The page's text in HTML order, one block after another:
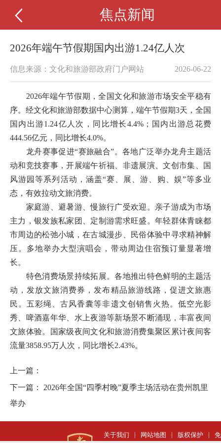
焦点新闻
2026年端午节假期国内出游1.24亿人次
信息来源：文化和旅游部政府门户网站 2026-06-22
2026年端午节假期，全国文化和旅游市场安全平稳有
序。经文化和旅游部数据中心测算，端午节假期3天，全国
国内出游1.24亿人次，同比增长4.4%；国内出游总花费
444.56亿元，同比增长4.0%。
龙舟赛事促进“赛旅融合”。各地广泛举办龙舟主题活
动和竞技赛事，开展端午祈福、非遗展演、文创市集、国
风游园等系列活动，涵盖“赛、展、游、购、娱”等多业
态，有效拉动文旅消费。
家庭游、避暑游、慢旅行广受欢迎。亲子游成为市场
主力，银发族私家团、定制游需求旺盛。年轻群体青睐都
市周边的松弛小城，在古城漫步、民俗体验中寻求精神解
压。多地举办大型演唱会，带动周边住宿预订量显著增
长。
特色消费场景持续拓展。各地推出特色鲜明的主题活
动，发放文旅消费券，发布精品旅游线路，促进文旅惠
民。五彩绳、古风香囊等非遗文创销售火热。低空光影
秀、啤酒嘉年华、水上夜游等新场景不断涌现，丰富夜间
文旅体验。国家级夜间文化和旅游消费集聚区累计夜间客
流量3858.95万人次，同比增长2.43%。
上一篇：
下一篇： 2026年全国“四季村晚”夏季主场活动在贵州凯里
举办